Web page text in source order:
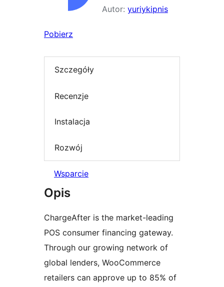
Autor: yuriykipnis
Pobierz
Szczegóły
Recenzje
Instalacja
Rozwój
Wsparcie
Opis
ChargeAfter is the market-leading
POS consumer financing gateway.
Through our growing network of
global lenders, WooCommerce
retailers can approve up to 85% of